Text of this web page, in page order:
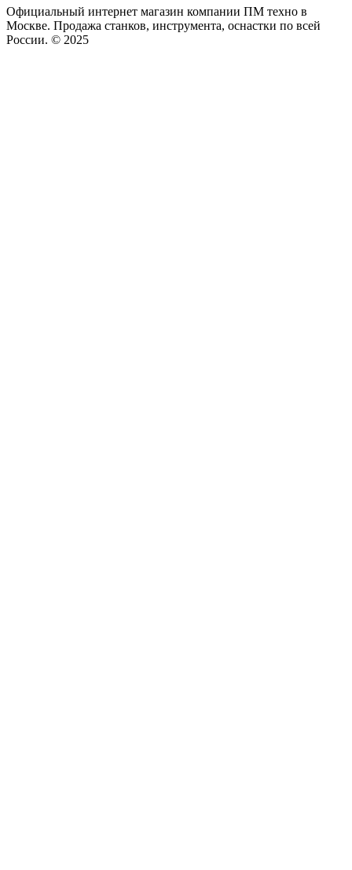
Официальный интернет магазин компании ПМ техно в
Москве. Продажа станков, инструмента, оснастки по всей
России. © 2025